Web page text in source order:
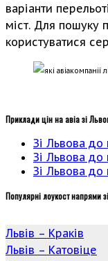
варіанти
міст. Для пошуку
користуватися
Приклади цін на авіа зі
Зі Львова до
Зі Львова до
Зі Львова до
Популярні лоукост напрями
Львів – Краків
Львів – Катовіце